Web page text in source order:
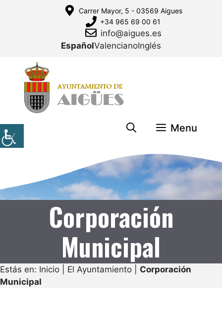
Carrer Mayor, 5 - 03569 Aigues
+34 965 69 00 61
info@aigues.es
EspañolValencianoInglés
Menu
Corporación
Municipal
Estás en: Inicio El Ayuntamiento
Corporación
Municipal